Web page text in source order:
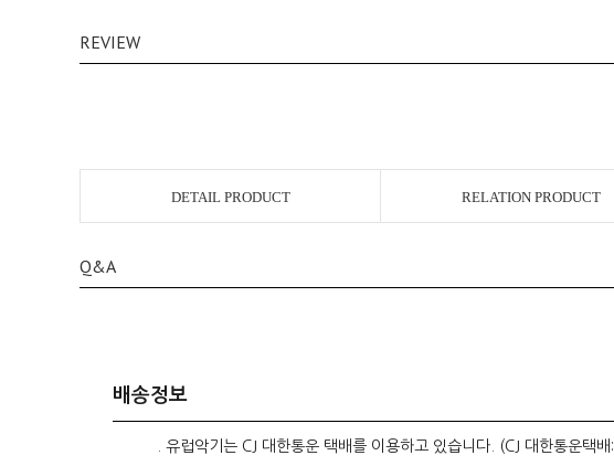
REVIEW
DETAIL PRODUCT RELATION PRODUCT
Q&A
배송정보
. 유럽악기는 CJ 대한통운 택배를 이용하고 있습니다. (CJ 대한통운택배: